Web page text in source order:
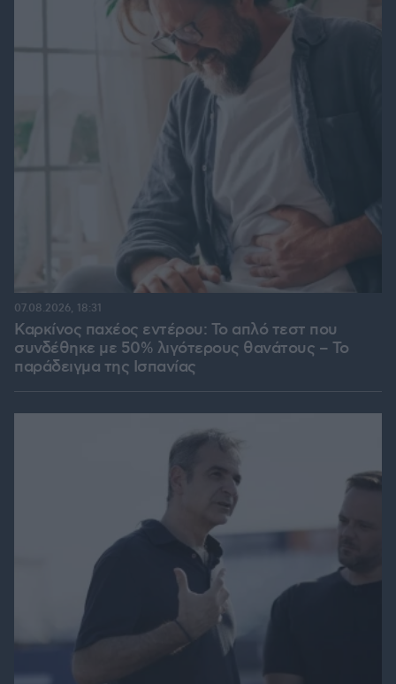
Καρκίνος παχέος εντέρου: Το απλό τεστ που
συνδέθηκε με 50% λιγότερους θανάτους – Το
παράδειγμα της Ισπανίας
07.08.2026, 18:31